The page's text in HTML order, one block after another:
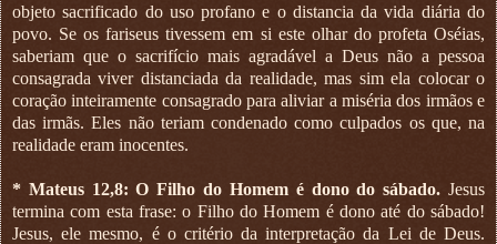
objeto sacrificado do uso profano e o distancia da vida diária do
povo. Se os fariseus tivessem em si este olhar do profeta Oséias,
saberiam que o sacrifício mais agradável a Deus não a pessoa
consagrada viver distanciada da realidade, mas sim ela colocar o
coração inteiramente consagrado para aliviar a miséria dos irmãos e
das irmãs. Eles não teriam condenado como culpados os que, na
realidade eram inocentes.
* Mateus 12,8: O Filho do Homem é dono do sábado.Jesus
termina com esta frase: o Filho do Homem é dono até do sábado!
Jesus, ele mesmo, é o critério da interpretação da Lei de Deus.